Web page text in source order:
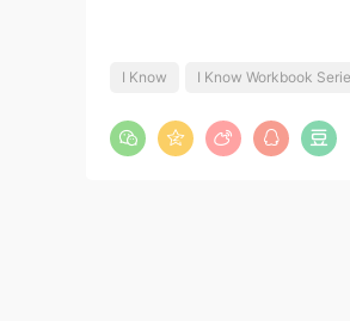
I Know I Know Workbook